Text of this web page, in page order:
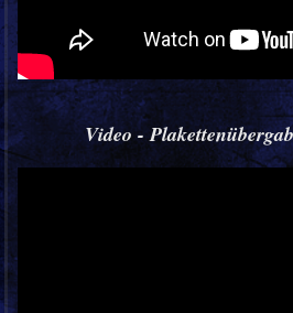
Video -